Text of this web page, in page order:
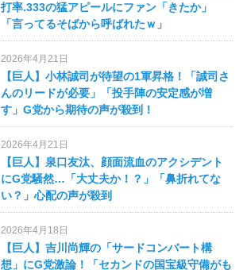
打率.333の猛アピールにファン「きたか」
「言ってるそばから呼ばれたｗ」
2026年4月21日
【巨人】小林誠司が待望の1軍昇格！「誠司さ
んのリードが必要」「投手陣の安定感が増
す」G党から期待の声が殺到！
2026年4月21日
【巨人】泉口友汰、顔面流血のアクシデント
にG党騒然…「大丈夫か！？」「鼻折れてな
い？」心配の声が殺到
2026年4月18日
【巨人】吉川尚輝の「サードコンバート構
想」にG党激論！「セカンドの国宝級守備がも